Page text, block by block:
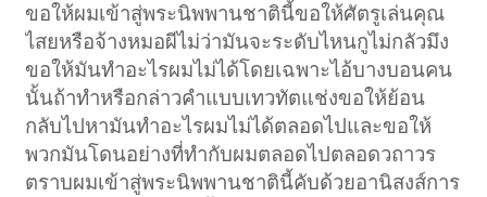
ขอให้ผมเข้าสู่พระนิพพานชาตินี้ขอให้ศัตรูเล่นคุณ
ไสยหรือจ้างหมอผีไม่ว่ามันจะระดับไหนกูไม่กลัวมึง
ขอให้มันทำอะไรผมไม่ได้โดยเฉพาะไอ้บางบอนคน
นั้นถ้าทำหรือกล่าวคำแบบเทวทัตแช่งขอให้ย้อน
กลับไปหามันทำอะไรผมไม่ได้ตลอดไปและขอให้
พวกมันโดนอย่างที่ทำกับผมตลอดไปตลอดวถาวร
ตราบผมเข้าสู่พระนิพพานชาตินี้คับด้วยอานิสงส์การ